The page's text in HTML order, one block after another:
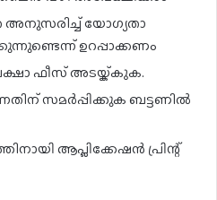
യോഗ്യതാ
ഉറപ്പാക്കണം
ഫീസ് അടയ്ക്കുക.
സമർപ്പിക്കുക ബട്ടണിൽ
ആപ്ലിക്കേഷൻ പ്രിന്റ്